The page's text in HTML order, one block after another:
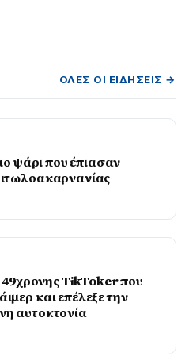
ΌΛΕΣ ΟΙ ΕΙΔΉΣΕΙΣ →
ψάρι που έπιασαν
49χρονης TikToker που
και επέλεξε την
αυτοκτονία